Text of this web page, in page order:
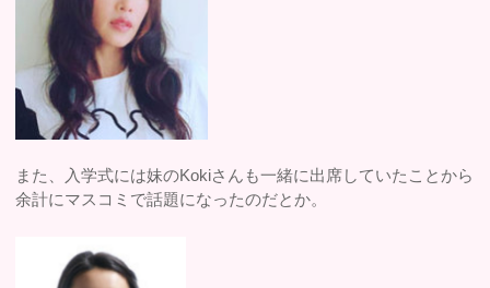
また、入学式には妹のKokiさんも一緒に出席していたことから
余計にマスコミで話題になったのだとか。